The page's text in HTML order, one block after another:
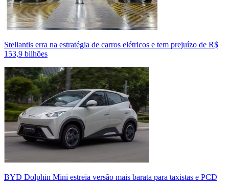
Stellantis erra na estratégia de carros elétricos e tem prejuízo de R$
153,9 bilhões
BYD Dolphin Mini estreia versão mais barata para taxistas e PCD